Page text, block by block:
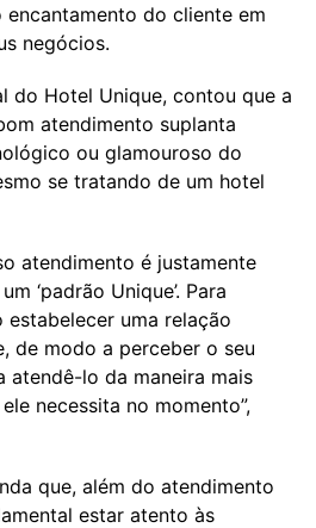
do cliente em
negócios.
do Hotel Unique, contou que a
atendimento suplanta
ou glamouroso do
se tratando de um hotel
atendimento é justamente
‘padrão Unique’. Para
estabelecer uma relação
de modo a perceber o seu
atendê-lo da maneira mais
necessita no momento”,
que, além do atendimento
estar atento às